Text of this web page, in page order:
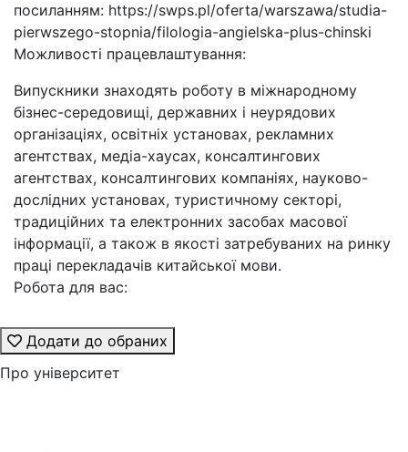
посиланням: https://swps.pl/oferta/warszawa/studia-
pierwszego-stopnia/filologia-angielska-plus-chinski
Можливості працевлаштування:
Випускники знаходять роботу в міжнародному
бізнес-середовищі, державних і неурядових
організаціях, освітніх установах, рекламних
агентствах, медіа-хаусах, консалтингових
агентствах, консалтингових компаніях, науково-
дослідних установах, туристичному секторі,
традиційних та електронних засобах масової
інформації, а також в якості затребуваних на ринку
праці перекладачів китайської мови.
Робота для вас:
Додати до обраних
Про університет